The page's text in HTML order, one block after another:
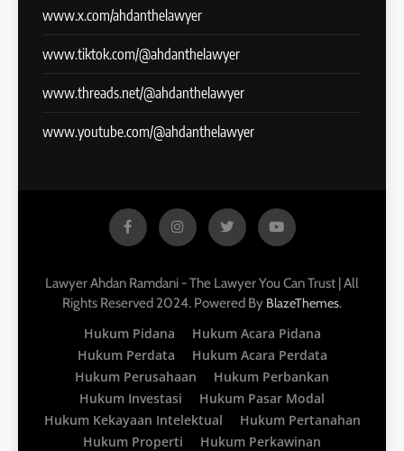
www.x.com/ahdanthelawyer
www.tiktok.com/@ahdanthelawyer
www.threads.net/@ahdanthelawyer
www.youtube.com/@ahdanthelawyer
Lawyer Ahdan Ramdani - The Lawyer You Can Trust | All
Rights Reserved 2024. Powered By BlazeThemes.
Hukum Pidana
Hukum Acara Pidana
Hukum Perdata
Hukum Acara Perdata
Hukum Perusahaan
Hukum Perbankan
Hukum Investasi
Hukum Pasar Modal
Hukum Kekayaan Intelektual
Hukum Pertanahan
Hukum Properti
Hukum Perkawinan